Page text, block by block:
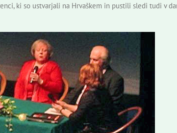
ki so ustvarjali na Hrvaškem in pustili sledi tudi v